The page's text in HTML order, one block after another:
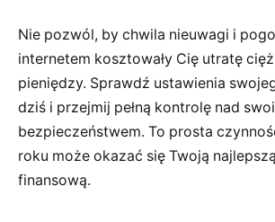
Nie pozwól, by chwila nieuwagi i
internetem kosztowały Cię utratę
pieniędzy. Sprawdź ustawienia
dziś i przejmij pełną kontrolę nad
bezpieczeństwem. To prosta
roku może okazać się Twoją
finansową.